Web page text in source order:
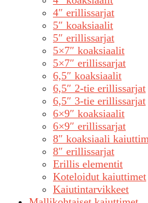
4″ erillissarjat
5″ koaksiaalit
5″ erillissarjat
5×7″ koaksiaalit
5×7″ erillissarjat
6,5″ koaksiaalit
6,5″ 2-tie erillissarjat
6,5″ 3-tie erillissarjat
6×9″ koaksiaalit
6×9″ erillissarjat
8″ koaksiaali
8″ erillissarjat
Erillis elementit
Koteloidut kaiuttimet
Kaiutintarvikkeet